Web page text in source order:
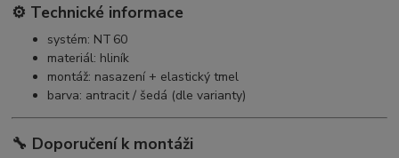
⚙️ Technické informace
systém: NT 60
materiál: hliník
montáž: nasazení + elastický tmel
barva: antracit / šedá (dle varianty)
🔧 Doporučení k montáži